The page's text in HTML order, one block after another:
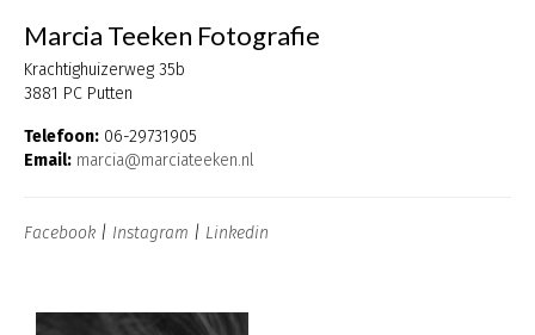
Marcia Teeken Fotografie
Krachtighuizerweg 35b
3881 PC Putten
Telefoon: 06-29731905
Email: marcia@marciateeken.nl
Facebook | Instagram | Linkedin